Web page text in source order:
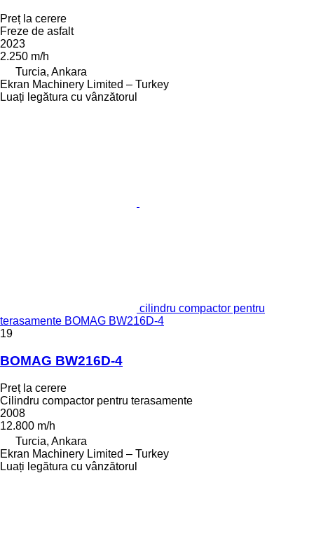
Preț la cerere
Freze de asfalt
2023
2.250 m/h
Turcia, Ankara
Ekran Machinery Limited – Turkey
Luați legătura cu vânzătorul
cilindru compactor pentru
terasamente BOMAG BW216D-4
19
BOMAG BW216D-4
Preț la cerere
Cilindru compactor pentru terasamente
2008
12.800 m/h
Turcia, Ankara
Ekran Machinery Limited – Turkey
Luați legătura cu vânzătorul